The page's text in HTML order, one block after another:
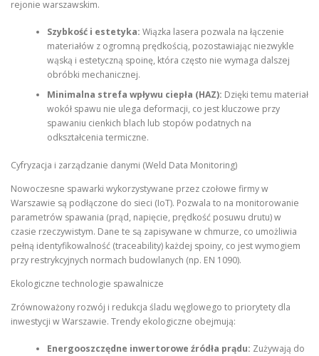
rejonie warszawskim.
Szybkość i estetyka: Wiązka lasera pozwala na łączenie
materiałów z ogromną prędkością, pozostawiając niezwykle
wąską i estetyczną spoinę, która często nie wymaga dalszej
obróbki mechanicznej.
Minimalna strefa wpływu ciepła (HAZ): Dzięki temu materiał
wokół spawu nie ulega deformacji, co jest kluczowe przy
spawaniu cienkich blach lub stopów podatnych na
odkształcenia termiczne.
Cyfryzacja i zarządzanie danymi (Weld Data Monitoring)
Nowoczesne spawarki wykorzystywane przez czołowe firmy w
Warszawie są podłączone do sieci (IoT). Pozwala to na monitorowanie
parametrów spawania (prąd, napięcie, prędkość posuwu drutu) w
czasie rzeczywistym. Dane te są zapisywane w chmurze, co umożliwia
pełną identyfikowalność (traceability) każdej spoiny, co jest wymogiem
przy restrykcyjnych normach budowlanych (np. EN 1090).
Ekologiczne technologie spawalnicze
Zrównoważony rozwój i redukcja śladu węglowego to priorytety dla
inwestycji w Warszawie. Trendy ekologiczne obejmują:
Energooszczędne inwertorowe źródła prądu: Zużywają do